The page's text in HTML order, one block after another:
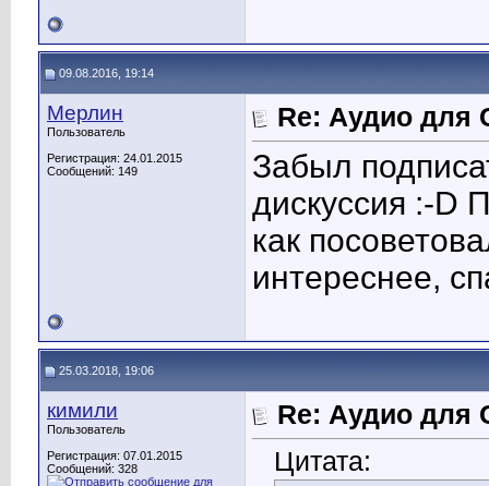
09.08.2016, 19:14
Мерлин
Пользователь
Регистрация: 24.01.2015
Сообщений: 149
Re: Аудио для
Забыл
дискуссия :-D
как
интереснее,
25.03.2018, 19:06
кимили
Пользователь
Регистрация: 07.01.2015
Сообщений: 328
Re: Аудио для
Цитата: